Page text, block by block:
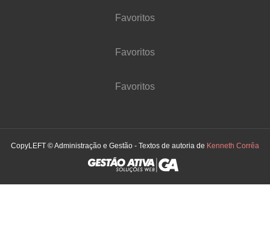
Favoritos
Favoritos
Favoritos
CopyLEFT © Administração e Gestão - Textos de autoria de Kenneth Corrêa